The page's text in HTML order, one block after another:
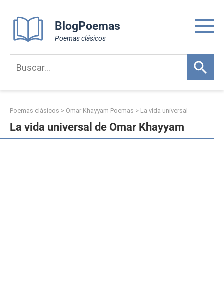
content
BlogPoemas
Poemas clásicos
Poemas clásicos > Omar Khayyam Poemas > La vida universal
La vida universal de Omar Khayyam